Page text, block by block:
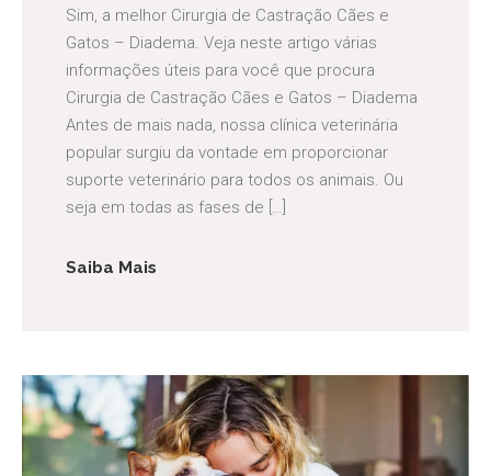
Sim, a melhor Cirurgia de Castração Cães e
Gatos – Diadema. Veja neste artigo várias
informações úteis para você que procura
Cirurgia de Castração Cães e Gatos – Diadema
Antes de mais nada, nossa clínica veterinária
popular surgiu da vontade em proporcionar
suporte veterinário para todos os animais. Ou
seja em todas as fases de […]
Saiba Mais